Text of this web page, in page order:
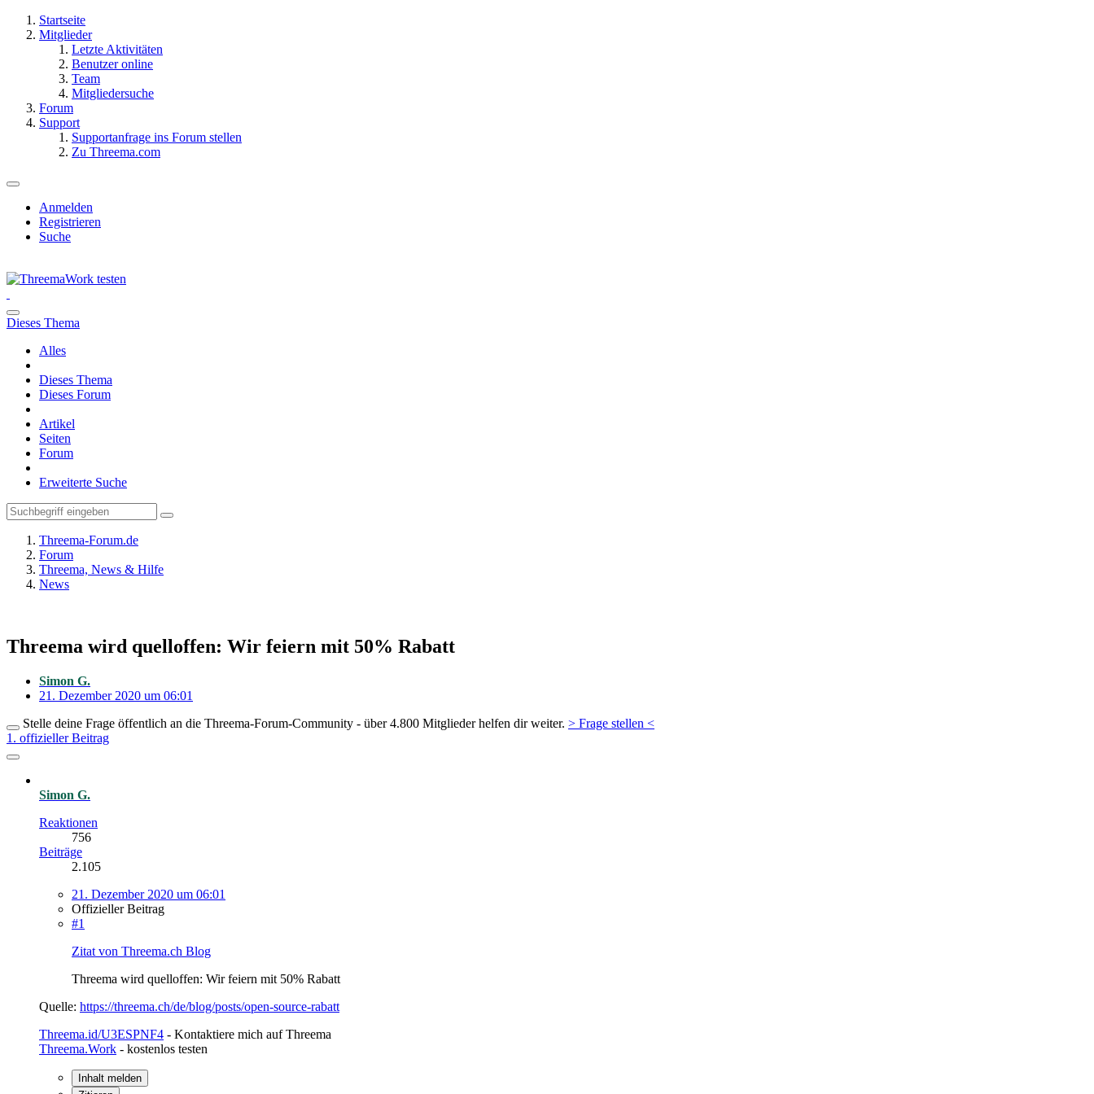
Startseite
Mitglieder
Letzte Aktivitäten
Benutzer online
Team
Mitgliedersuche
Forum
Support
Supportanfrage ins Forum stellen
Zu Threema.com
Anmelden
Registrieren
Suche
Dieses Thema
Alles
Dieses Thema
Dieses Forum
Artikel
Seiten
Forum
Erweiterte Suche
Threema-Forum.de
Forum
Threema, News & Hilfe
News
Threema wird quelloffen: Wir feiern mit 50% Rabatt
Simon G.
21. Dezember 2020 um 06:01
Stelle deine Frage öffentlich an die Threema-Forum-Community - über 4.800 Mitglieder helfen dir weiter. > Frage stellen <
1. offizieller Beitrag
Simon G.
Reaktionen
756
Beiträge
2.105
21. Dezember 2020 um 06:01
Offizieller Beitrag
#1
Zitat von Threema.ch Blog
Threema wird quelloffen: Wir feiern mit 50% Rabatt
Quelle: https://threema.ch/de/blog/posts/open-source-rabatt
Threema.id/U3ESPNF4 - Kontaktiere mich auf Threema
Threema.Work - kostenlos testen
Inhalt melden